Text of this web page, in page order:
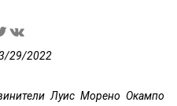
29/2022
Луис Морено Окампо